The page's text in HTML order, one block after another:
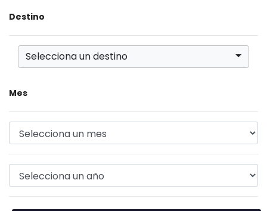
Destino
Selecciona un destino
Mes